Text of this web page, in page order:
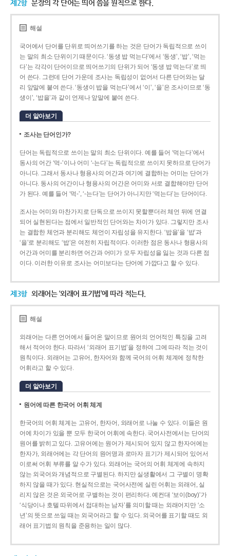
제2항 문장의 각 단어는 띄어 씀을 원칙으로 한다.
해설
국어에서 단어를 단위로 띄어쓰기를 하는 것은 단어가 독립적으로 쓰이
는 말의 최소 단위이기 때문이다. ‘동생 밥 먹는다’에서 ‘동생’, ‘밥’, ‘먹는
다’는 각각이 단어이므로 띄어쓰기의 단위가 되어 ‘동생 밥 먹는다’로 띄
어 쓴다. 그런데 단어 가운데 조사는 독립성이 없어서 다른 단어와는 달
리 앞말에 붙여 쓴다. ‘동생이 밥을 먹는다’에서 ‘이’, ‘을’은 조사이므로 ‘동
생이’, ‘밥을’과 같이 언제나 앞말에 붙여 쓴다.
더 알아보기
조사는 단어인가?
단어는 독립적으로 쓰이는 말의 최소 단위이다. 예를 들어 ‘먹는다’에서
동사의 어간 ‘먹-­’이나 어미 ‘­-는다’는 독립적으로 쓰이지 못하므로 단어가
아니다. 그래서 동사나 형용사의 어간과 여기에 결합하는 어미는 단어가
아니다. 동사의 어간이나 형용사의 어간은 어미와 서로 결합해야만 단어
가 된다. 예를 들어 ‘먹-’, ‘-는다’는 단어가 아니지만 ‘먹는다’는 단어이다.
조사는 어미와 마찬가지로 단독으로 쓰이지 못할뿐더러 체언 뒤에 연결
되어 실현된다는 점에서 일반적인 단어와는 차이가 있다. 그렇지만 조사
는 결합한 체언과 분리해도 체언이 자립성을 유지한다. ‘밥을’을 ‘밥’과
‘을’로 분리해도 ‘밥’은 여전히 자립적이다. 이러한 점은 동사나 형용사의
어간과 어미를 분리하면 어간과 어미가 모두 자립성을 잃는 것과 다른 점
이다. 이러한 이유로 조사는 어미보다는 단어에 가깝다고 할 수 있다.
제3항 외래어는 ‘외래어 표기법’에 따라 적는다.
해설
외래어는 다른 언어에서 들어온 말이므로 원어의 언어적인 특징을 고려
해서 적어야 한다. 따라서 ‘외래어 표기법’을 정하여 그에 따라 적는 것이
원칙이다. 외래어는 고유어, 한자어와 함께 국어의 어휘 체계에 정착한
어휘라고 할 수 있다.
더 알아보기
원어에 따른 한국어 어휘 체계
한국어의 어휘 체계는 고유어, 한자어, 외래어로 나눌 수 있다. 이들은 원
어에 차이가 있을 뿐 모두 한국어 어휘에 속한다. 국어사전에서는 단어의
원어를 밝히고 있다. 고유어에는 원어가 제시되어 있지 않고 한자어에는
한자가, 외래어에는 각 단어의 원어명과 로마자 표기가 제시되어 있어서
이로써 어휘 부류를 알 수가 있다. 외래어는 국어의 어휘 체계에 속하지
않는 외국어와 개념적으로 구별된다. 하지만 실생활에서 그 구별이 명확
하지 않을 때가 있다. 현실적으로는 국어사전에 실린 어휘는 외래어, 실
리지 않은 것은 외국어로 구별하는 것이 편리하다. 예컨대 ‘보이(boy)’가
‘식당이나 호텔 따위에서 접대하는 남자’를 의미할 때는 외래어지만 ‘소
년’의 뜻으로 쓰일 때는 외국어라고 할 수 있다. 외국어를 표기할 때도 외
래어 표기법의 원칙을 준용하는 일이 많다.